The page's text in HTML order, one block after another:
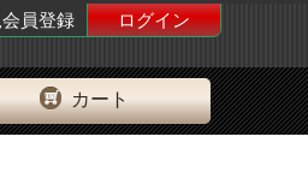
員登録
ログイン
カート